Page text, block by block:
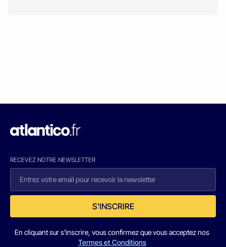
RECEVEZ NOTRE NEWSLETTER
S'INSCRIRE
En cliquant sur s'inscrire, vous confirmez que vous acceptez nos
Termes et Conditions